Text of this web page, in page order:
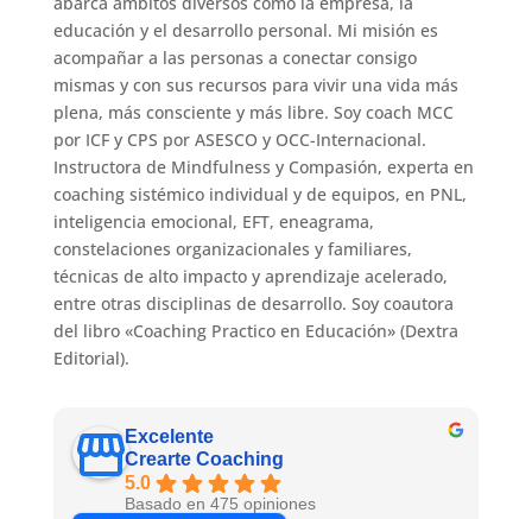
educación y el desarrollo personal. Mi misión es
acompañar a las personas a conectar consigo
mismas y con sus recursos para vivir una vida más
plena, más consciente y más libre. Soy coach MCC
por ICF y CPS por ASESCO y OCC-Internacional.
Instructora de Mindfulness y Compasión, experta en
coaching sistémico individual y de equipos, en PNL,
inteligencia emocional, EFT, eneagrama,
constelaciones organizacionales y familiares,
técnicas de alto impacto y aprendizaje acelerado,
entre otras disciplinas de desarrollo. Soy coautora
del libro «Coaching Practico en Educación» (Dextra
Editorial).
Excelente
Crearte Coaching
5.0
Basado en 475 opiniones